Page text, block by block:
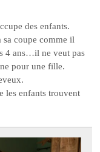
des enfants.
coupe comme il
4 ans…il ne veut pas
pour une fille.
les enfants trouvent